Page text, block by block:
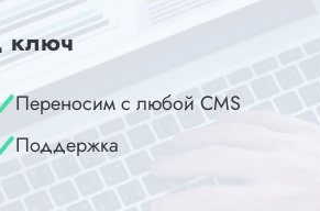
ключ
Переносим с любой CMS
Поддержка